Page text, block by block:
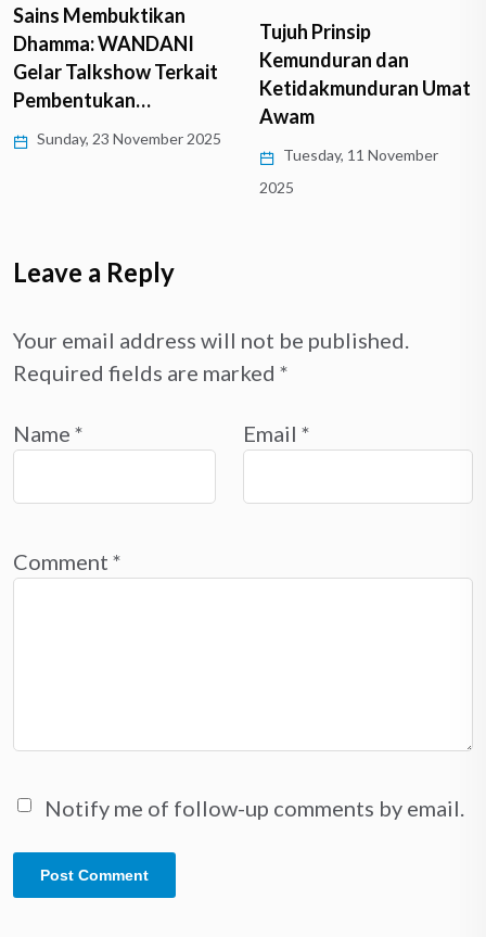
Sains Membuktikan
Dhamma: WANDANI
Gelar Talkshow Terkait
Pembentukan…
Sunday, 23 November 2025
Tujuh Prinsip
Kemunduran dan
Ketidakmunduran Umat
Awam
Tuesday, 11 November
2025
Leave a Reply
Your email address will not be published.
Required fields are marked *
Name * Email *
Comment *
Notify me of follow-up comments by email.